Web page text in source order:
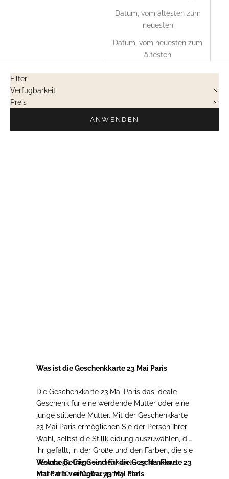
Datum, vom ältesten zum
neuesten
Datum, vom neuesten zum
ältesten
Filter
Verfügbarkeit
Preis
ANWENDEN
Was ist die Geschenkkarte 23 Mai Paris
Die Geschenkkarte 23 Mai Paris das ideale
Geschenk für eine werdende Mutter oder eine
junge stillende Mutter. Mit der Geschenkkarte
23 Mai Paris ermöglichen Sie der Person Ihrer
Wahl, selbst die Stillkleidung auszuwählen, die
ihr gefällt, in der Größe und den Farben, die sie
bevorzugt. Die Geschenkkarte 23 Mai Paris
perfekt für eine Babyparty, als
Welche Beträge sind für die Geschenkkarte 23
Mai Paris verfügbar 23 Mai Paris